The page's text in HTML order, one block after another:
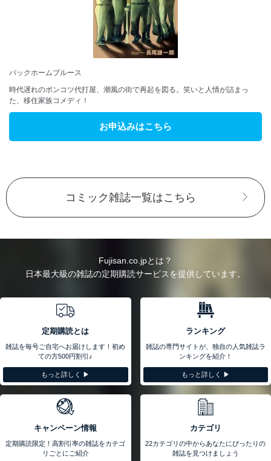
バックホームブルース
時代遅れのポンコツ代打屋、潮風の街で再起を図る。笑いと人情が詰まっ
た、移住家族コメディ！
お申込みはこちら
コミック雑誌一覧はこちら
Fujisan.co.jpとは？
日本最大級の雑誌の定期購読サービスを提供しています。
定期購読とは
雑誌を毎号ご自宅へお届けします！初め
ての方500円割引♪
もっと詳しく ▶︎
ランキング
雑誌の専門サイトが、独自の人気雑誌ラ
ンキングを紹介！
もっと詳しく ▶︎
キャンペーン情報
定期購読限定！高割引率の雑誌をカテゴ
リごとにご紹介
カテゴリ
22カテゴリの中からあなたにぴったりの
雑誌を見つけましょう